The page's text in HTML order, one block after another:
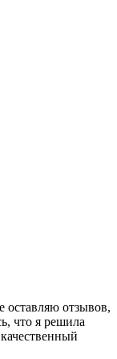
оставляю отзывов,
что я решила